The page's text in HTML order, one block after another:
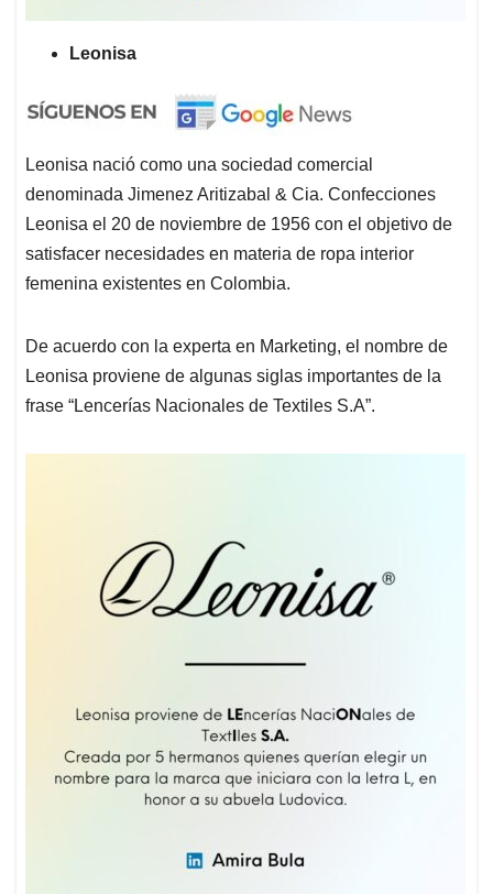
Leonisa
Leonisa nació como una sociedad comercial
denominada Jimenez Aritizabal & Cia. Confecciones
Leonisa el 20 de noviembre de 1956 con el objetivo de
satisfacer necesidades en materia de ropa interior
femenina existentes en Colombia.
De acuerdo con la experta en Marketing, el nombre de
Leonisa proviene de algunas siglas importantes de la
frase “Lencerías Nacionales de Textiles S.A”.